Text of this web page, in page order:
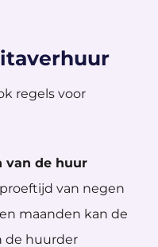
regels voor
van de huur
van negen
maanden kan de
de huurder